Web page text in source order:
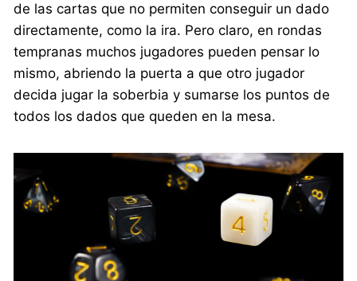
de las cartas que no permiten conseguir un dado
directamente, como la ira. Pero claro, en rondas
tempranas muchos jugadores pueden pensar lo
mismo, abriendo la puerta a que otro jugador
decida jugar la soberbia y sumarse los puntos de
todos los dados que queden en la mesa.